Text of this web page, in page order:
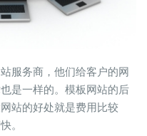
服务商，他们给客户的网
是一样的。模板网站的后
站的好处就是费用比较
。